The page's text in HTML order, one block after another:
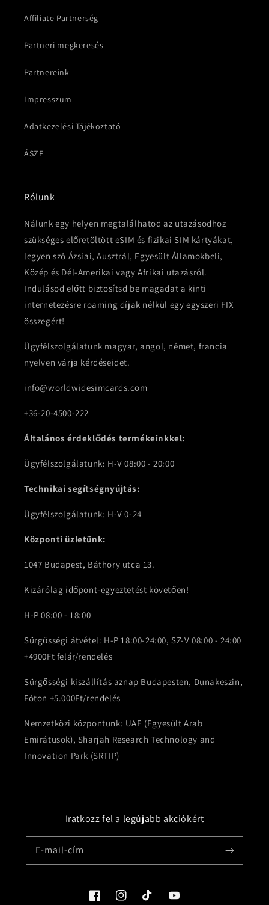
Affiliate Partnerség
Partneri megkeresés
Partnereink
Impresszum
Adatkezelési Tájékoztató
ÁSZF
Rólunk
Nálunk egy helyen megtalálhatod az utazásodhoz
szükséges előretöltött eSIM és fizikai SIM kártyákat,
legyen szó Ázsiai, Ausztrál, Egyesült Államokbeli,
Közép és Dél-Amerikai vagy Afrikai utazásról.
Indulásod előtt biztosítsd be magadat a kinti
internetezésre roaming díjak nélkül egy egyszeri FIX
összegért!
Ügyfélszolgálatunk magyar, angol, német, francia
nyelven várja kérdéseidet.
info@worldwidesimcards.com
+36-20-4500-222
Általános érdeklődés termékeinkkel:
Ügyfélszolgálatunk: H-V 08:00 - 20:00
Technikai segítségnyújtás:
Ügyfélszolgálatunk: H-V 0-24
Központi üzletünk:
1047 Budapest, Báthory utca 13.
Kizárólag időpont-egyeztetést követően!
H-P 08:00 - 18:00
Sürgősségi átvétel: H-P 18:00-24:00, SZ-V 08:00 - 24:00
+4900Ft felár/rendelés
Sürgősségi kiszállítás aznap Budapesten, Dunakeszin,
Fóton +5.000Ft/rendelés
Nemzetközi központunk: UAE (Egyesült Arab
Emirátusok), Sharjah Research Technology and
Innovation Park (SRTIP)
Iratkozz fel a legújabb akciókért
E-mail-cím
FacebookInstagramTikTok YouTube